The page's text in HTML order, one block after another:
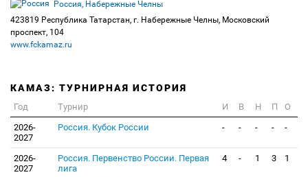
Россия, Набережные Челны
423819 Республика Татарстан, г. Набережные Челны, Московский
проспект, 104
www.fckamaz.ru
КАМАЗ: ТУРНИРНАЯ ИСТОРИЯ
Год Турнир И В Н П
О
2026-
2027
Россия. Кубок России - - - - -
2026-
2027
Россия. Первенство России. Первая
лига
4 - 1 3 1